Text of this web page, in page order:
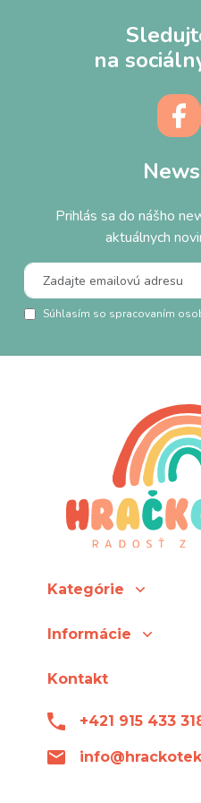
na
Prihlás sa do nášho
aktuálnych
Súhlasím so spracovaním
Kategórie
Informácie
Kontakt
+421 915 433